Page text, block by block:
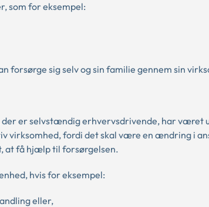
som for eksempel:
sig selv og sin familie gennem sin
er selvstændig erhvervsdrivende, har været
virksomhed, fordi det skal være en ændring i
at få hjælp til forsørgelsen.
hvis for eksempel:
eller,